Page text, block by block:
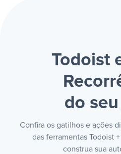
Todoist
do
Confira os gatilhos e ações
das ferramentas Todoist
construa sua